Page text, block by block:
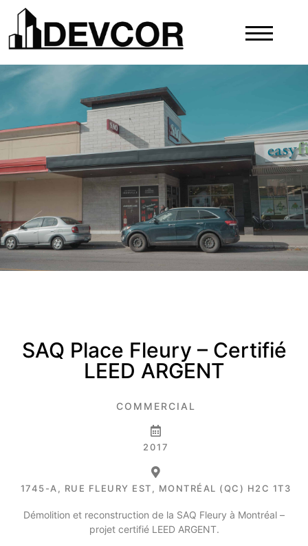
SAQ Place Fleury – Certifié
LEED ARGENT
COMMERCIAL
2017
1745-A, RUE FLEURY EST, MONTRÉAL (QC) H2C 1T3
Démolition et reconstruction de la SAQ Fleury à Montréal –
projet certifié LEED ARGENT.